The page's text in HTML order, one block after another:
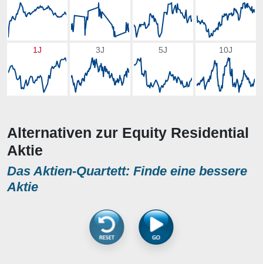
1J 3J 5J 10J
Alternativen zur Equity Residential
Aktie
Das Aktien-Quartett: Finde eine bessere
Aktie